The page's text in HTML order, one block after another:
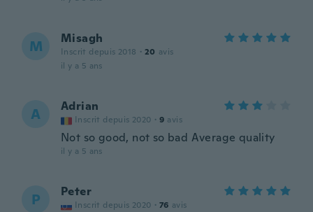
M Misagh
Inscrit depuis 2018 · 20 avis
il y a 5 ans
A Adrian
Inscrit depuis 2020 · 9 avis
Not so good, not so bad Average quality
il y a 5 ans
P Peter
Inscrit depuis 2020 · 76 avis